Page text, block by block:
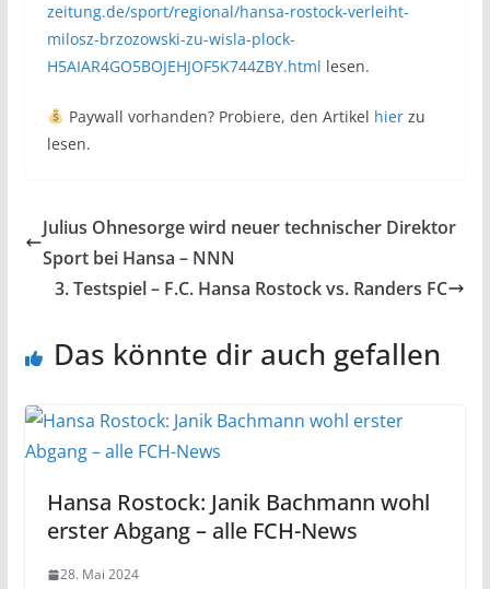
zeitung.de/sport/regional/hansa-rostock-verleiht-
milosz-brzozowski-zu-wisla-plock-
H5AIAR4GO5BOJEHJOF5K744ZBY.html lesen.
Paywall vorhanden? Probiere, den Artikel hierzu
lesen.
Julius Ohnesorge wird neuer technischer Direktor
Sport bei Hansa – NNN
3. Testspiel – F.C. Hansa Rostock vs. Randers FC
Das könnte dir auch gefallen
Hansa Rostock: Janik Bachmann wohl
erster Abgang – alle FCH-News
28. Mai 2024